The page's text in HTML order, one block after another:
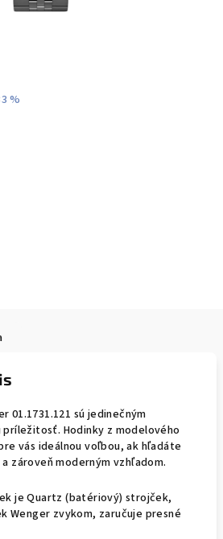
%
01.1731.121 sú jedinečným
príležitosť. Hodinky z modelového
vás ideálnou voľbou, ak hľadáte
zároveň moderným vzhľadom.
je Quartz (batériový) strojček,
Wenger zvykom, zaručuje presné